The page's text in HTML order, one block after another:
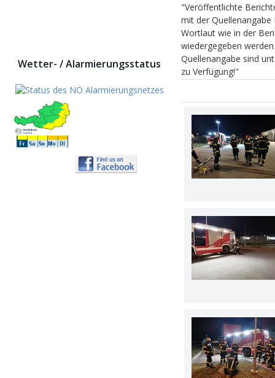
Wetter- / Alarmierungsstatus
"Veröffentlichte
mit der
Wortlaut wie in der
wiedergegeben
Quellenangabe sind
zu Verfügung!"